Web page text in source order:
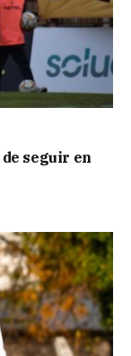
seguir en